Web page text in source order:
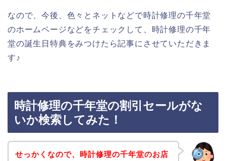
なので、今後、色々とネットなどで時計修理の千年堂
のホームページなどをチェックして、時計修理の千年
堂の誕生日特典をみつけたら記事にさせていただきま
す♪
時計修理の千年堂の割引セールがな
いか検索してみた！
せっかくなので、時計修理の千年堂のお店